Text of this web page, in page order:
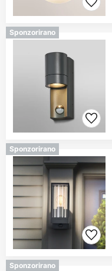
Sponzorirano
Sponzorirano
Sponzorirano